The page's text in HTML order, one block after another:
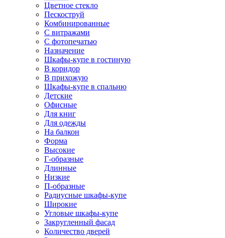
Цветное стекло
Пескоструй
Комбинированные
С витражами
С фотопечатью
Назначение
Шкафы-купе в гостиную
В коридор
В прихожую
Шкафы-купе в спальню
Детские
Офисные
Для книг
Для одежды
На балкон
Форма
Высокие
Г-образные
Длинные
Низкие
П-образные
Радиусные шкафы-купе
Широкие
Угловые шкафы-купе
Закругленный фасад
Количество дверей